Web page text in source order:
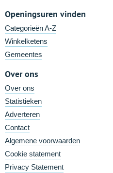
Openingsuren vinden
Categorieën A-Z
Winkelketens
Gemeentes
Over ons
Over ons
Statistieken
Adverteren
Contact
Algemene voorwaarden
Cookie statement
Privacy Statement